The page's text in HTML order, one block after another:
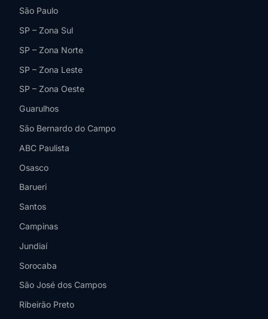
São Paulo
SP – Zona Sul
SP – Zona Norte
SP – Zona Leste
SP – Zona Oeste
Guarulhos
São Bernardo do Campo
ABC Paulista
Osasco
Barueri
Santos
Campinas
Jundiaí
Sorocaba
São José dos Campos
Ribeirão Preto